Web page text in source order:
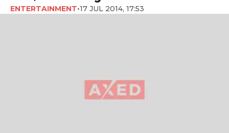
ENTERTAINMENT•17 JUL 2014, 17:53